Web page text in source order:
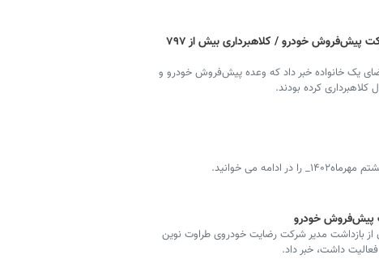
صدور کیفرخواست برای یک شرکت پیش‌فروش خودرو / کلاهبرداری بیش از ۷۹۷
یک خانواده خبر داد که وعده پیش‌فروش خودرو و
می خوانید.
پیش‌فروش خودرو
از بازداشت مدیر شرکت رضایت خودروی طراوت نوین
داشت، خبر داد.